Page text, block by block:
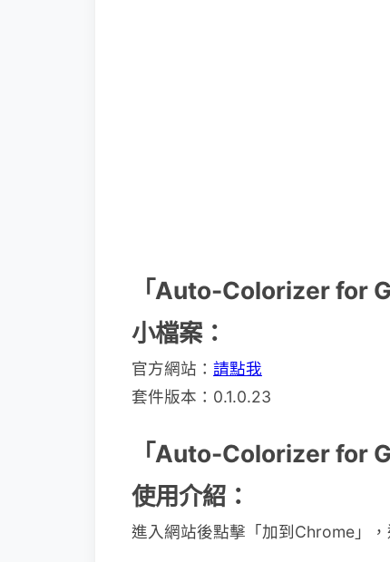
「Auto-Colorizer for
小檔案：
官方網站： 請點我
套件版本：0.1.0.23
「Auto-Colorizer for
使用介紹：
進入網站後點擊「加到Chrome」，